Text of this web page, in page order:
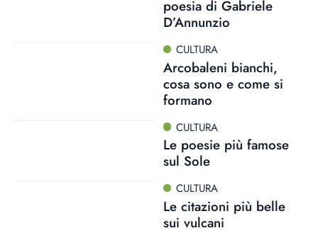
poesia di Gabriele
D’Annunzio
CULTURA
Arcobaleni bianchi,
cosa sono e come si
formano
CULTURA
Le poesie più famose
sul Sole
CULTURA
Le citazioni più belle
sui vulcani